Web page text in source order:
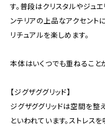
す。普段はクリスタルやジュ
ンテリアの上品なアクセント
リチュアルを楽しめます。
本体はいくつでも重ねること
【ジグザググリッド】
ジグザググリッドは空間を整
といわれています。ストレス